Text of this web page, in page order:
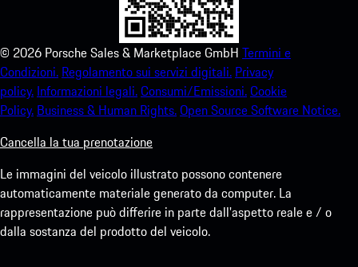
© 2026 Porsche Sales & Marketplace GmbH Termini e
Condizioni. Regolamento sui servizi digitali. Privacy
policy. Informazioni legali.Consumi/Emissioni.Cookie
Policy. Business & Human Rights.Open Source Software Notice.
Cancella la tua prenotazione
Le immagini del veicolo illustrato possono contenere
automaticamente materiale generato da computer. La
rappresentazione può differire in parte dall'aspetto reale e / o
dalla sostanza del prodotto del veicolo.